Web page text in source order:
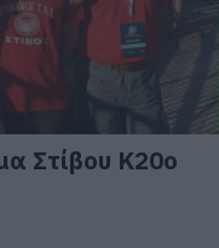
Στίβου Κ20ο